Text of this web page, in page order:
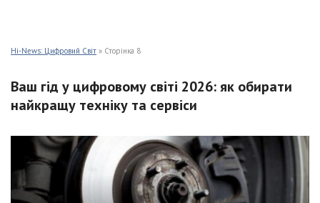
Hi-News: Цифровий Світ » Сторінка 8
Ваш гід у цифровому світі 2026: як обирати
найкращу техніку та сервіси